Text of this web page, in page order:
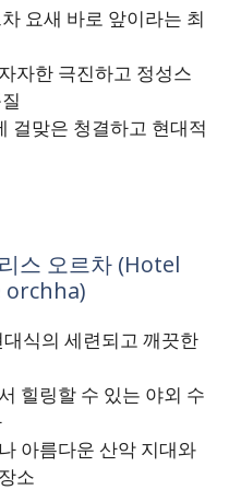
요새 바로 앞이라는 최
자한 극진하고 정성스
걸맞은 청결하고 현대적
스 오르차 (Hotel
orchha)
식의 세련되고 깨끗한
힐링할 수 있는 야외 수
아름다운 산악 지대와
소